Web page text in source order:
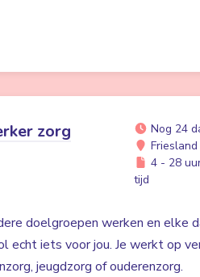
zorg
Nog 24
Friesland
4 - 28
tijd
doelgroepen werken en elke
echt iets voor jou. Je werkt op
jeugdzorg of ouderenzorg.